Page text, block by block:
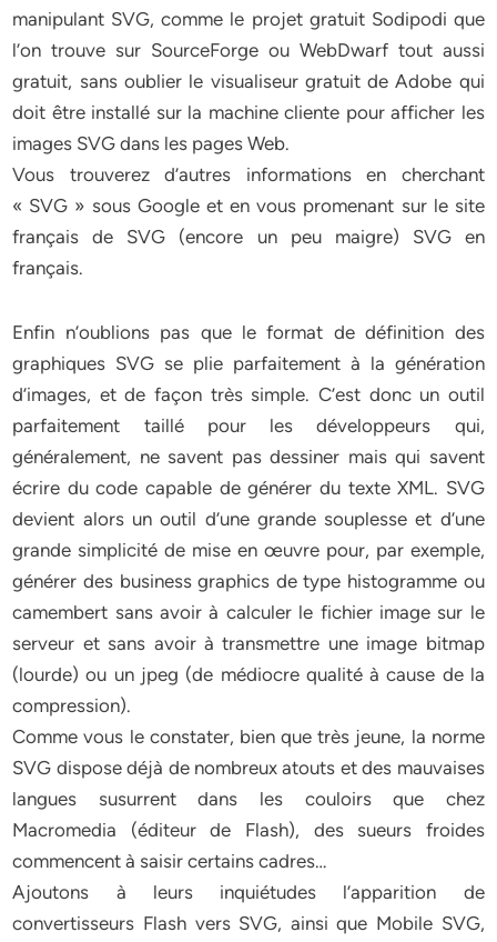
manipulant SVG, comme le projet gratuit Sodipodi que
l’on trouve sur SourceForge ou WebDwarf tout aussi
gratuit, sans oublier le visualiseur gratuit de Adobe qui
doit être installé sur la machine cliente pour afficher les
images SVG dans les pages Web.
Vous trouverez d’autres informations en cherchant
« SVG » sous Google et en vous promenant sur le site
français de SVG (encore un peu maigre) SVG en
français.
Enfin n’oublions pas que le format de définition des
graphiques SVG se plie parfaitement à la génération
d’images, et de façon très simple. C’est donc un outil
parfaitement taillé pour les développeurs qui,
généralement, ne savent pas dessiner mais qui savent
écrire du code capable de générer du texte XML. SVG
devient alors un outil d’une grande souplesse et d’une
grande simplicité de mise en œuvre pour, par exemple,
générer des business graphics de type histogramme ou
camembert sans avoir à calculer le fichier image sur le
serveur et sans avoir à transmettre une image bitmap
(lourde) ou un jpeg (de médiocre qualité à cause de la
compression).
Comme vous le constater, bien que très jeune, la norme
SVG dispose déjà de nombreux atouts et des mauvaises
langues susurrent dans les couloirs que chez
Macromedia (éditeur de Flash), des sueurs froides
commencent à saisir certains cadres…
Ajoutons à leurs inquiétudes l’apparition de
convertisseurs Flash vers SVG, ainsi que Mobile SVG,